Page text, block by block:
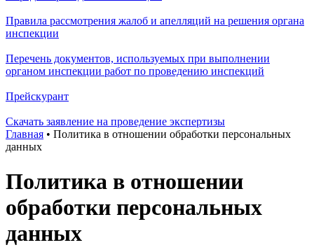
Правила рассмотрения жалоб и апелляций на решения органа
инспекции
Перечень документов, используемых при выполнении
органом инспекции работ по проведению инспекций
Прейскурант
Скачать заявление на проведение экспертизы
Главная • Политика в отношении обработки персональных
данных
Политика в отношении
обработки персональных
данных